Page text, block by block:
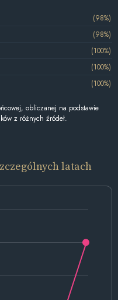
(98%)
(98%)
(100%)
(100%)
(100%)
obliczanej na podstawie
z różnych źródeł.
latach